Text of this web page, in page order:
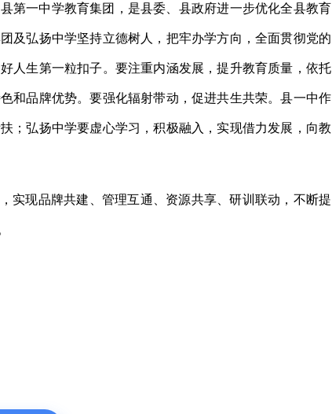
第一中学教育集团，是县委、县政府进一步优化全县教育
及弘扬中学坚持立德树人，把牢办学方向，全面贯彻党的
人生第一粒扣子。要注重内涵发展，提升教育质量，依托
和品牌优势。要强化辐射带动，促进共生共荣。县一中作
；弘扬中学要虚心学习，积极融入，实现借力发展，向教
实现品牌共建、管理互通、资源共享、研训联动，不断提